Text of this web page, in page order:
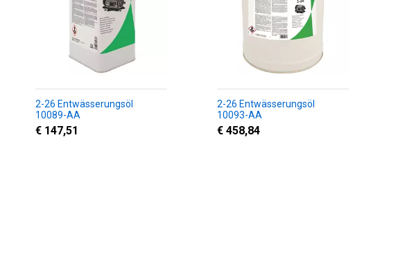
2-26 Entwässerungsöl
10089-AA
€ 147,51
2-26 Entwässerungsöl
10093-AA
€ 458,84